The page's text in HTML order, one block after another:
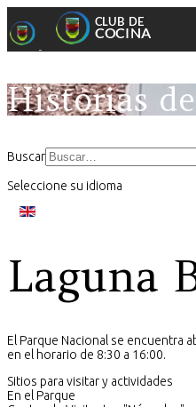
Historias
Buscar
Seleccione su idioma
Laguna
El Parque Nacional se encuentra
en el horario de 8:30 a 16:00.
Sitios para visitar y actividades
En el Parque